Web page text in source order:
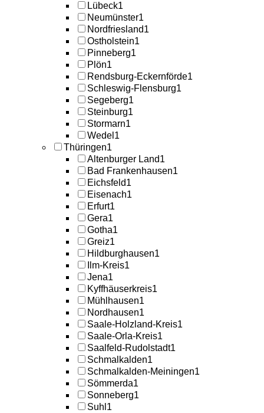
Lübeck1
Neumünster1
Nordfriesland1
Ostholstein1
Pinneberg1
Plön1
Rendsburg-Eckernförde1
Schleswig-Flensburg1
Segeberg1
Steinburg1
Stormarn1
Wedel 1
Thüringen1
Altenburger Land1
Bad Frankenhausen1
Eichsfeld1
Eisenach1
Erfurt1
Gera1
Gotha1
Greiz1
Hildburghausen1
Ilm-Kreis1
Jena1
Kyffhäuserkreis1
Mühlhausen1
Nordhausen1
Saale-Holzland-Kreis1
Saale-Orla-Kreis1
Saalfeld-Rudolstadt1
Schmalkalden1
Schmalkalden-Meiningen1
Sömmerda1
Sonneberg1
Suhl 1